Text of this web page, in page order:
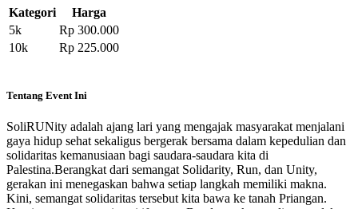
Kategori
Harga
5k
Rp 300.000
10k
Rp 225.000
Tentang Event Ini
SoliRUNity adalah ajang lari yang mengajak masyarakat menjalani
gaya hidup sehat sekaligus bergerak bersama dalam kepedulian dan
solidaritas kemanusiaan bagi saudara-saudara kita di
Palestina.Berangkat dari semangat Solidarity, Run, dan Unity,
gerakan ini menegaskan bahwa setiap langkah memiliki makna.
Kini, semangat solidaritas tersebut kita bawa ke tanah Priangan.